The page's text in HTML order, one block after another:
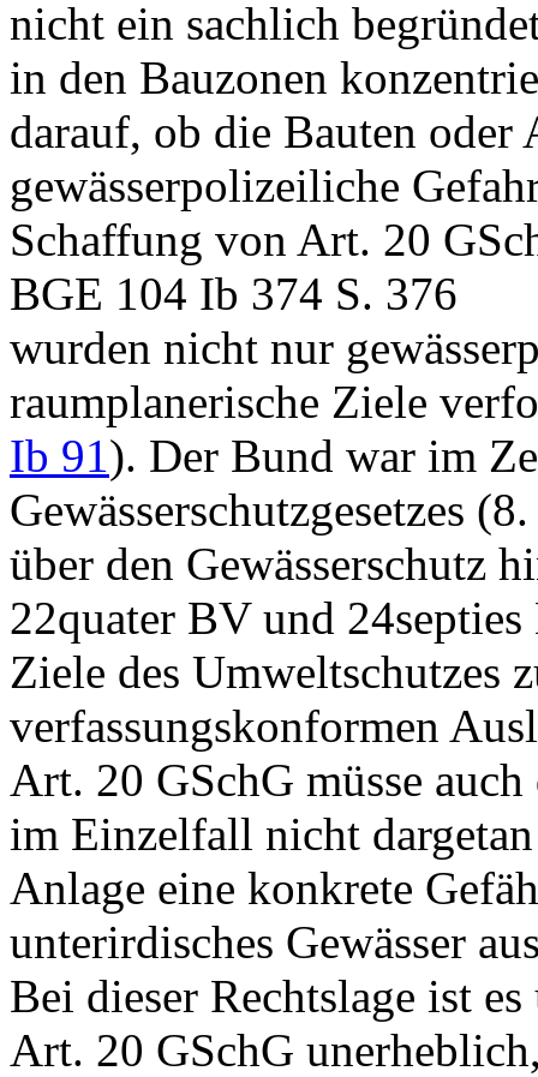
nicht ein sachlich
in den Bauzonen
darauf, ob die Bauten oder
gewässerpolizeiliche
Schaffung von Art. 20
BGE 104 Ib 374 S. 376
wurden nicht nur
raumplanerische Ziele
Ib 91). Der Bund war im
Gewässerschutzgesetzes
über den Gewässerschutz
22quater BVund 24septies
Ziele des Umweltschutzes
verfassungskonformen
Art. 20 GSchG müsse
im Einzelfall nicht
Anlage eine konkrete
unterirdisches Gewässer
Bei dieser Rechtslage ist
Art. 20 GSchG